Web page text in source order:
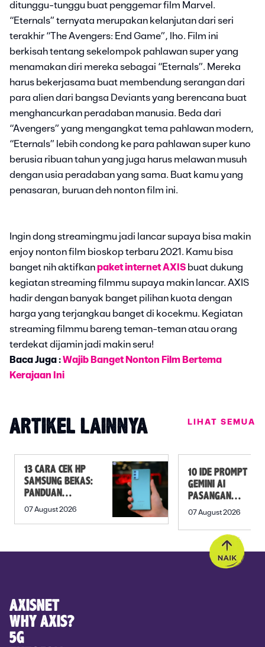
ditunggu-tunggu buat penggemar film Marvel.
“Eternals” ternyata merupakan kelanjutan dari seri
terakhir “The Avengers: End Game”, lho. Film ini
berkisah tentang sekelompok pahlawan super yang
menamakan diri mereka sebagai “Eternals”. Mereka
harus bekerjasama buat membendung serangan dari
para alien dari bangsa Deviants yang berencana buat
menghancurkan peradaban manusia. Beda dari
“Avengers” yang mengangkat tema pahlawan modern,
“Eternals” lebih condong ke para pahlawan super kuno
berusia ribuan tahun yang juga harus melawan musuh
dengan usia peradaban yang sama. Buat kamu yang
penasaran, buruan deh nonton film ini.
Ingin dong streamingmu jadi lancar supaya bisa makin
enjoy nonton film bioskop terbaru 2021. Kamu bisa
banget nih aktifkanpaket internet AXIS buat dukung
kegiatan streaming filmmu supaya makin lancar. AXIS
hadir dengan banyak banget pilihan kuota dengan
harga yang terjangkau banget di kocekmu. Kegiatan
streaming filmmu bareng teman-teman atau orang
terdekat dijamin jadi makin seru!
Baca Juga :Wajib Banget Nonton Film Bertema
Kerajaan Ini
ARTIKEL LAINNYA LIHAT SEMUA
13 CARA CEK HP
SAMSUNG BEKAS:
PANDUAN
SEBELUM
07 August 2026
10 IDE PROMPT
GEMINI AI
PASANGAN
PREWEDDING
07 August 2026
AXISNET
WHY AXIS?
5G